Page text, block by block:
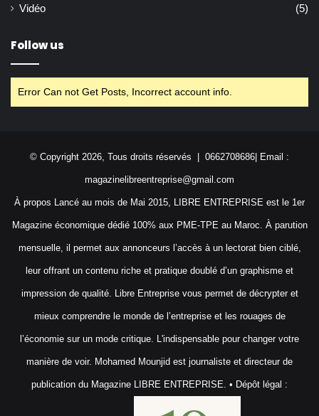
Vidéo
(5)
Follow us
Error Can not Get Posts, Incorrect account info.
© Copyright 2026, Tous droits réservés | 0662708686| Email :
magazinelibreentreprise@gmail.com
À propos Lancé au mois de Mai 2015, LIBRE ENTREPRISE est le 1er
Magazine économique dédié 100% aux PME-TPE au Maroc. À parution
mensuelle, il permet aux annonceurs l’accès à un lectorat bien ciblé,
leur offrant un contenu riche et pratique doublé d’un graphisme et
impression de qualité. Libre Entreprise vous permet de décrypter et
mieux comprendre le monde de l’entreprise et les rouages de
l’économie sur un mode critique. L'indispensable pour changer votre
manière de voir. Mohamed Mounjid est journaliste et directeur de
publication du Magazine LIBRE ENTREPRISE. • Dépôt légal :